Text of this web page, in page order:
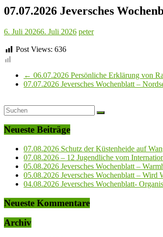
07.07.2026 Jeversches
6. Juli 20266. Juli 2026 peter
Post Views: 636
← 06.07.2026 Persönliche Erklärung von
07.07.2026 Jeversches Wochenblatt –
Neueste Beiträge
07.08.2026 Schutz der Küstenheide auf
07.08.2026 – 12 Jugendliche vom
05.08.2026 Jeversches Wochenblatt –
05.08.2026 Jeversches Wochenblatt – Wird
04.08.2026 Jeversches Wochenblatt-
Neueste Kommentare
Archiv